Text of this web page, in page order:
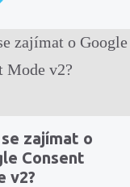
zajímat o
Consent
v2?